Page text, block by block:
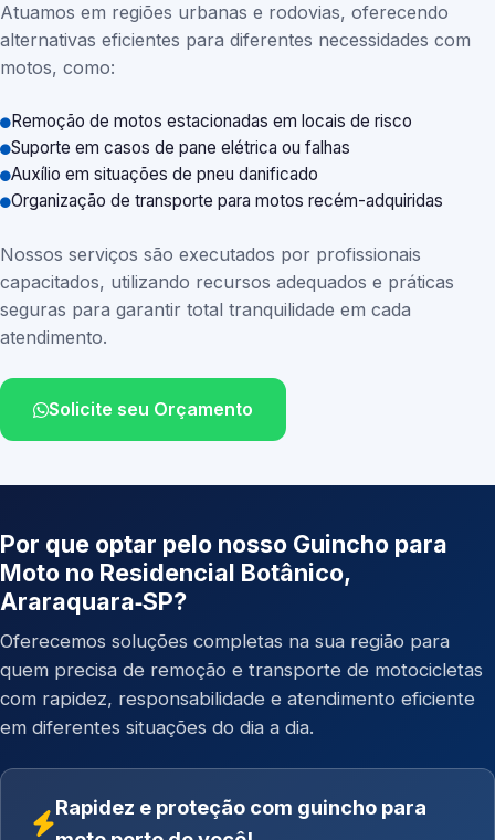
Atuamos em regiões urbanas e rodovias, oferecendo
alternativas eficientes para diferentes necessidades com
motos, como:
Remoção de motos estacionadas em locais de risco
Suporte em casos de pane elétrica ou falhas
Auxílio em situações de pneu danificado
Organização de transporte para motos recém-adquiridas
Nossos serviços são executados por profissionais
capacitados, utilizando recursos adequados e práticas
seguras para garantir total tranquilidade em cada
atendimento.
Solicite seu Orçamento
Por que optar pelo nosso Guincho para
Moto no Residencial Botânico,
Araraquara‑SP?
Oferecemos soluções completas na sua região para
quem precisa de remoção e transporte de motocicletas
com rapidez, responsabilidade e atendimento eficiente
em diferentes situações do dia a dia.
Rapidez e proteção com guincho para